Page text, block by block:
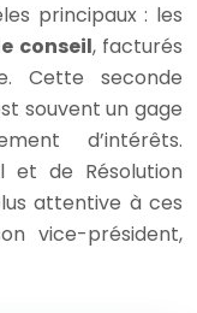
principaux : les
conseil, facturés
Cette seconde
souvent un gage
d’intérêts.
et de Résolution
attentive à ces
vice-président,